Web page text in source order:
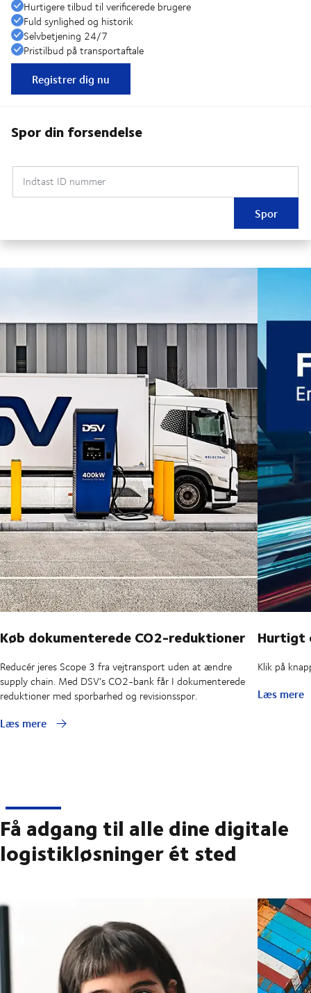
Hurtigere tilbud til verificerede brugere
Fuld synlighed og historik
Selvbetjening 24/7
Pristilbud på transportaftale
Registrer dig nu
Spor din forsendelse
Indtast ID nummer
Spor
Køb dokumenterede CO2-reduktioner
Reducér jeres Scope 3 fra vejtransport uden at ændre
supply chain. Med DSV's CO2-bank får I dokumenterede
reduktioner med sporbarhed og revisionsspor.
Læs mere
Hurtigt
Klik på
Læs mere
Få adgang til alle dine digitale
logistikløsninger ét sted